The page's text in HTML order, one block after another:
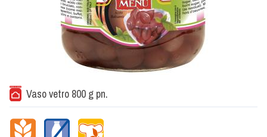
Vaso vetro 800 g pn.